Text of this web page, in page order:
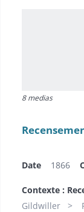
8 medias
Date 1866
Contexte :
Gildwiller